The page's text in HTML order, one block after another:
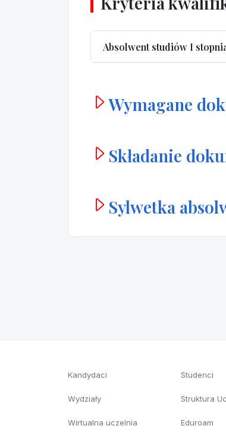
Absolwent studiów I
Wymagane
Składanie
Sylwetka
Kandydaci
Wydziały
Wirtualna uczelnia
Studenci
Struktura
Eduroam